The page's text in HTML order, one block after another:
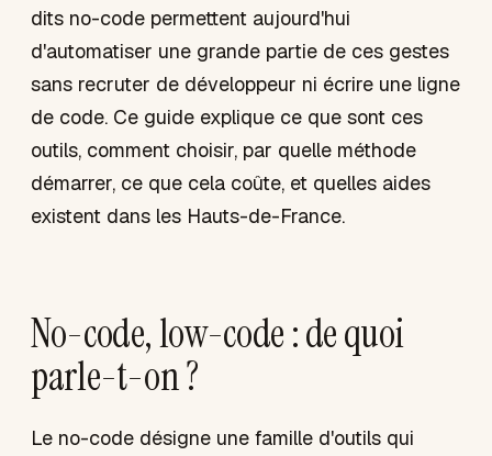
dits no-code permettent aujourd'hui
d'automatiser une grande partie de ces gestes
sans recruter de développeur ni écrire une ligne
de code. Ce guide explique ce que sont ces
outils, comment choisir, par quelle méthode
démarrer, ce que cela coûte, et quelles aides
existent dans les Hauts-de-France.
No-code, low-code : de quoi
parle-t-on ?
Le no-code désigne une famille d'outils qui